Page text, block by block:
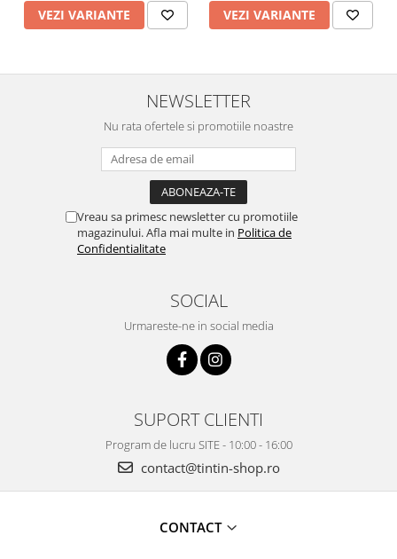
VEZI VARIANTE VEZI VARIANTE
NEWSLETTER
Nu rata ofertele si promotiile noastre
Vreau sa primesc newsletter cu promotiile
magazinului. Afla mai multe in Politica de
Confidentialitate
SOCIAL
Urmareste-ne in social media
SUPORT CLIENTI
Program de lucru SITE - 10:00 - 16:00
contact@tintin-shop.ro
CONTACT